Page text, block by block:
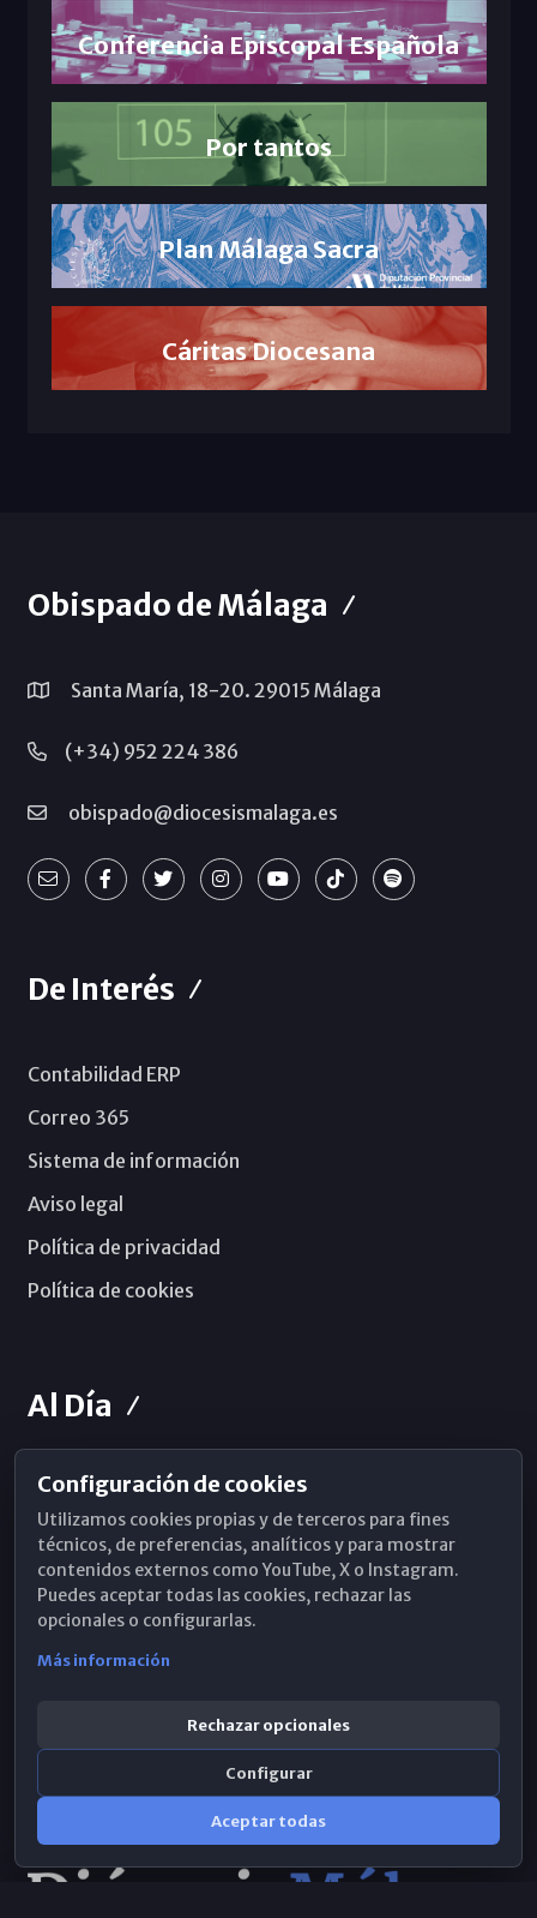
Conferencia Episcopal Española
Por tantos
Plan Málaga Sacra
Cáritas Diocesana
Obispado de Málaga
Santa María, 18-20. 29015 Málaga
(+34) 952 224 386
obispado@diocesismalaga.es
De Interés
Contabilidad ERP
Correo 365
Sistema de información
Aviso legal
Política de privacidad
Política de cookies
Al Día
Horarios de Misa
Hemeroteca
WhatsApp
Configuración de cookies
Utilizamos cookies propias y de terceros para fines
técnicos, de preferencias, analíticos y para mostrar
contenidos externos como YouTube, X o Instagram.
Puedes aceptar todas las cookies, rechazar las
opcionales o configurarlas.
Más información
Rechazar opcionales
Configurar
Aceptar todas